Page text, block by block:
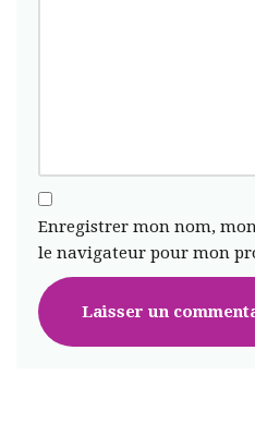
Enregistrer mon nom,
le navigateur pour mon